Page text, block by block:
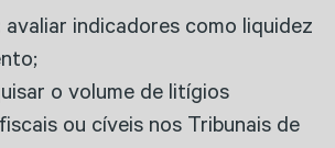
avaliar indicadores como liquidez
o volume de litígios
ou cíveis nos Tribunais de